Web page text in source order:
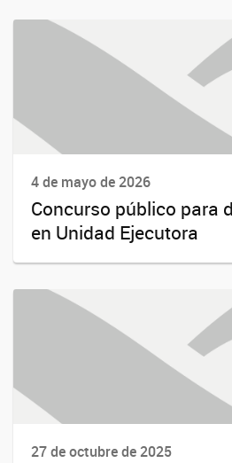
4 de mayo de 2026
Concurso público para
en Unidad Ejecutora
27 de octubre de 2025